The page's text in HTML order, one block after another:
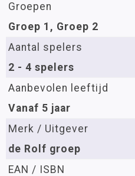
Groepen
Groep 1, Groep 2
Aantal spelers
2 - 4 spelers
Aanbevolen leeftijd
Vanaf 5 jaar
Merk / Uitgever
de Rolf groep
EAN / ISBN